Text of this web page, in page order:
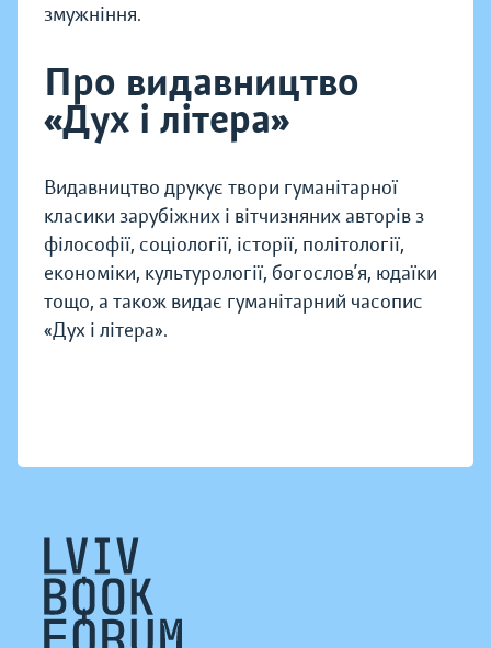
змужніння.
Про видавництво
«Дух і літера»
Видавництво друкує твори гуманітарної
класики зарубіжних і вітчизняних авторів з
філософії, соціології, історії, політології,
економіки, культурології, богослов’я, юдаїки
тощо, а також видає гуманітарний часопис
«Дух і літера».